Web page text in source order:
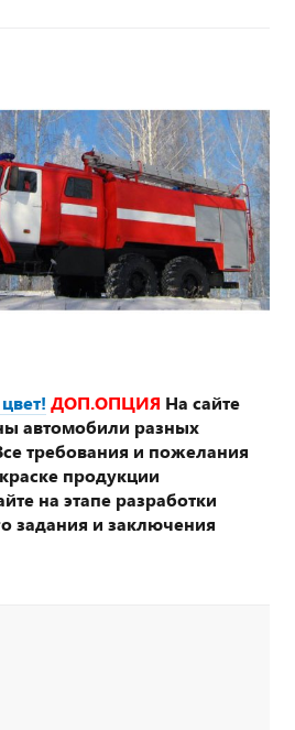
ДОП.ОПЦИЯ На сайте
автомобили разных
требования и пожелания
продукции
на этапе разработки
задания и заключения